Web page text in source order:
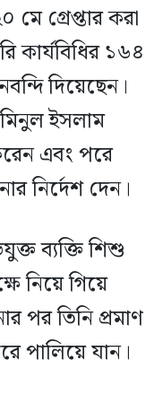
গ্রেপ্তার করা
কার্যবিধির ১৬৪
দিয়েছেন।
ইসলাম
এবং পরে
নির্দেশ দেন।
ব্যক্তি শিশু
নিয়ে গিয়ে
পর তিনি প্রমাণ
পালিয়ে যান।